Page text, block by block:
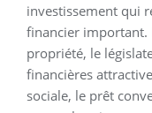
investissement qui
financier important.
propriété, le
financières
sociale, le prêt